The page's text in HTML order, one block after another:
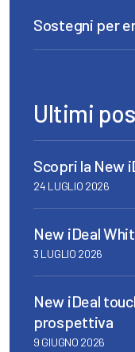
Sostegni per
Ultimi
Scopri la New
24 LUGLIO 2026
New iDeal
3 LUGLIO 2026
New iDeal
prospettiva
9 GIUGNO 2026